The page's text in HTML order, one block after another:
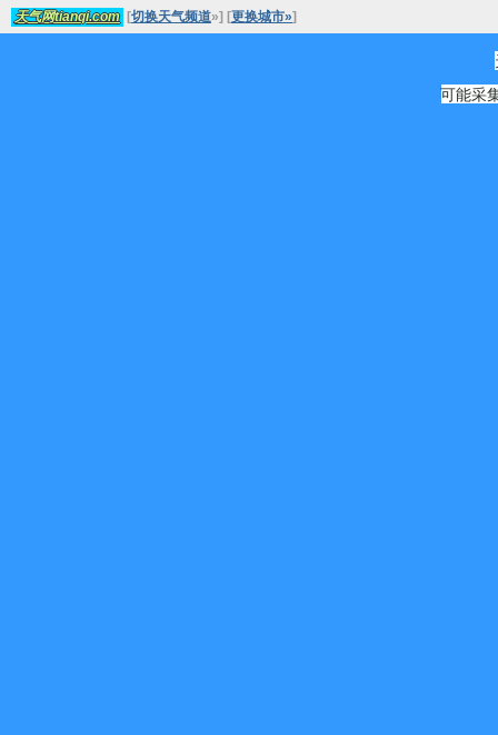
天气网tianqi.com [切换天气频道»] [更换城市»]
可能采